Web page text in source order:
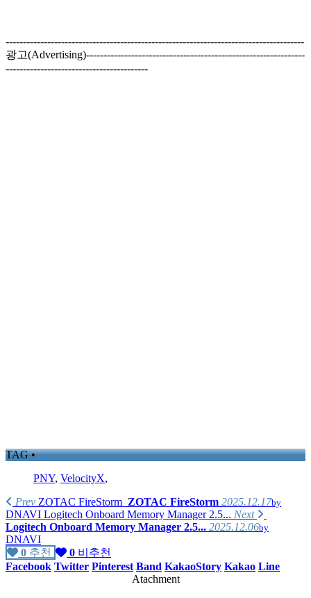
--------------------------------------------------------------------------------------
광고(Advertising)---------------------------------------------------------------
-----------------------------------------
TAG •
PNY, VelocityX,
Prev ZOTAC FireStorm ZOTAC FireStorm 2025.12.17by
DNAVI Logitech Onboard Memory Manager 2.5... Next
Logitech Onboard Memory Manager 2.5... 2025.12.06by
DNAVI
0 추천 0 비추천
Facebook Twitter Pinterest Band KakaoStory Kakao Line
Atachment